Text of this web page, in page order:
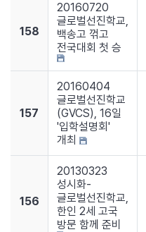
158
20160720
글로벌선진학교,
백송고 꺾고
전국대회 첫 승
157
20160404
글로벌선진학교
(GVCS), 16일
'입학설명회'
개최
156
20130323
성시화-
글로벌선진학교,
한인 2세 고국
방문 함께 준비